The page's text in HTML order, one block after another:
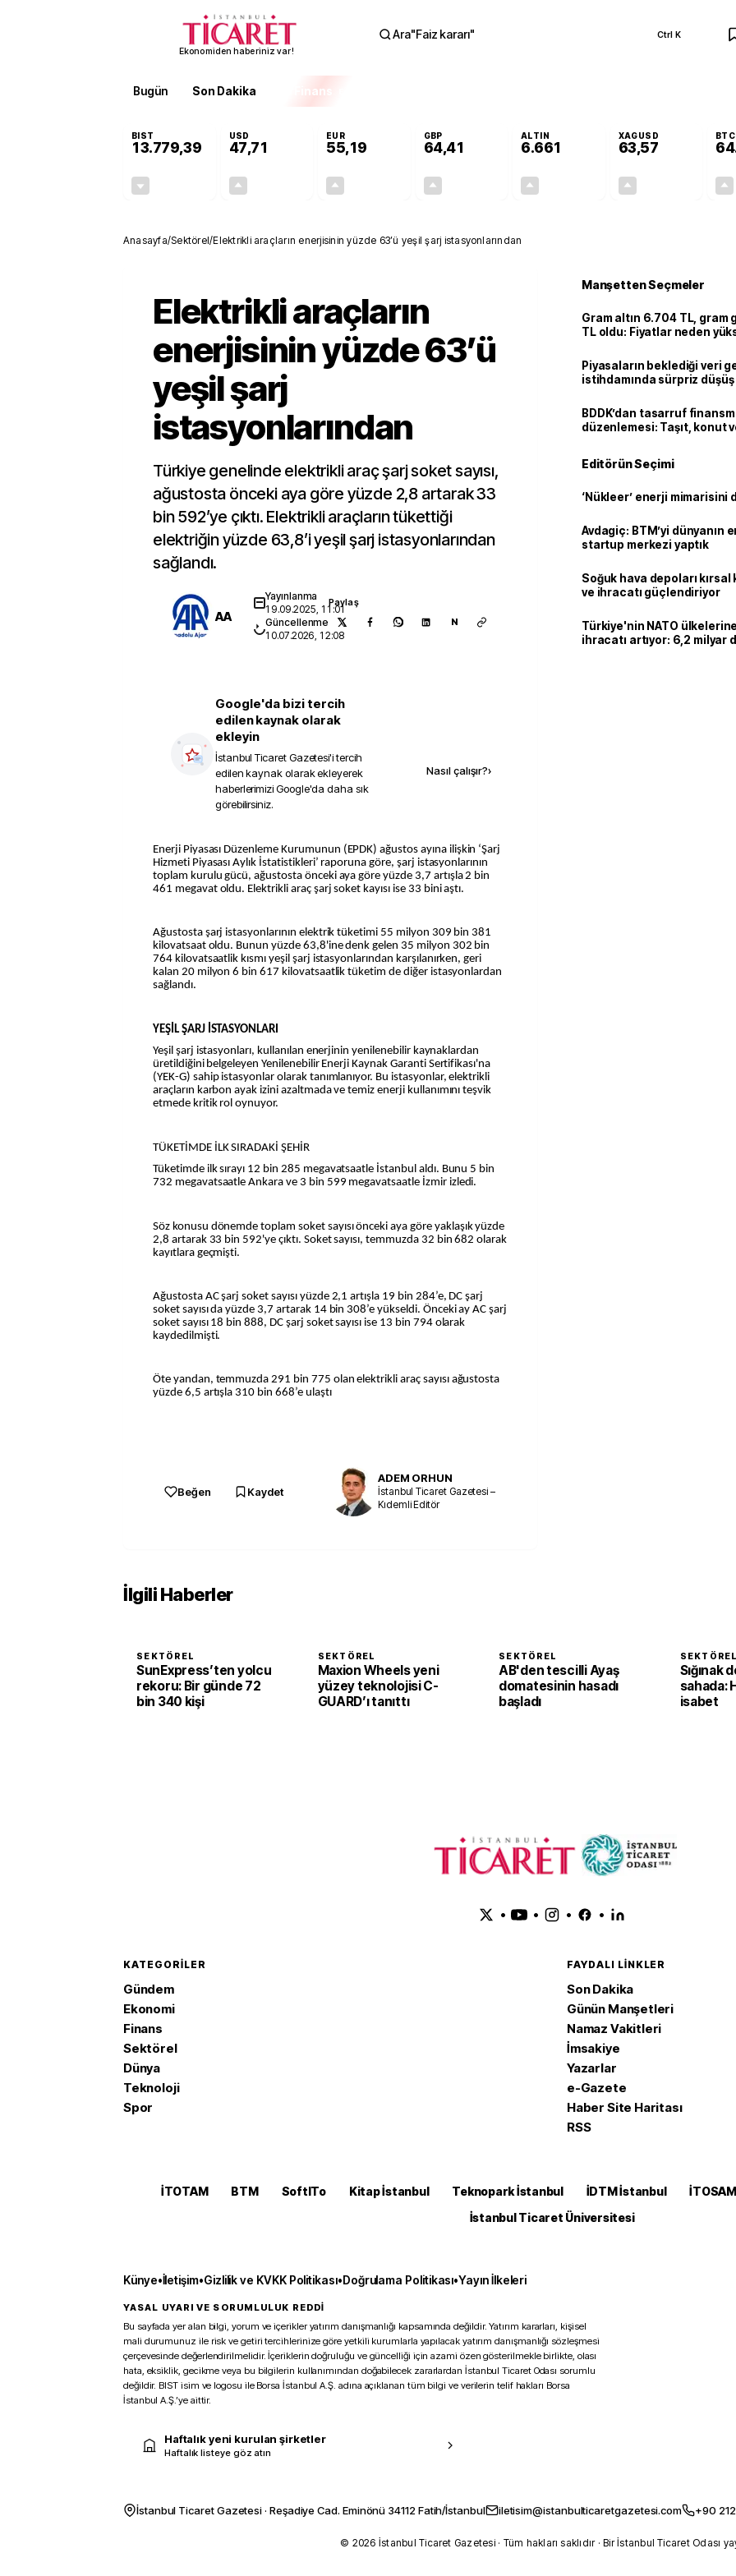
Ekonomiden haberiniz var!
Ara"Faiz kararı" Ctrl K
Bugün Son Dakika Finans
BIST
13.779,39
USD
47,71
EUR
55,19
GBP
64,41
ALTIN
6.661
XAGUSD
63,57
BTC
Anasayfa/Sektörel/Elektrikli araçların enerjisinin yüzde 63’ü yeşil şarj istasyonlarından
Elektrikli araçların
enerjisinin yüzde 63’ü
yeşil şarj
istasyonlarından
Türkiye genelinde elektrikli araç şarj soket sayısı,
ağustosta önceki aya göre yüzde 2,8 artarak 33
bin 592’ye çıktı. Elektrikli araçların tükettiği
elektriğin yüzde 63,8’i yeşil şarj istasyonlarından
sağlandı.
AA
Yayınlanma
19.09.2025, 11:01
Güncellenme
10.07.2026, 12:08
Paylaş
N
Google'da bizi tercih
edilen kaynak olarak
ekleyin
İstanbul Ticaret Gazetesi'i tercih
edilen kaynak olarak ekleyerek
haberlerimizi Google'da daha sık
görebilirsiniz.
Nasıl çalışır?›
Enerji Piyasası Düzenleme Kurumunun (EPDK) ağustos ayına ilişkin ‘Şarj
Hizmeti Piyasası Aylık İstatistikleri’ raporuna göre, şarj istasyonlarının
toplam kurulu gücü, ağustosta önceki aya göre yüzde 3,7 artışla 2 bin
461 megavat oldu. Elektrikli araç şarj soket kayısı ise 33 bini aştı.
Ağustosta şarj istasyonlarının elektrik tüketimi 55 milyon 309 bin 381
kilovatsaat oldu. Bunun yüzde 63,8'ine denk gelen 35 milyon 302 bin
764 kilovatsaatlik kısmı yeşil şarj istasyonlarından karşılanırken, geri
kalan 20 milyon 6 bin 617 kilovatsaatlik tüketim de diğer istasyonlardan
sağlandı.
YEŞİL ŞARJ İSTASYONLARI
Yeşil şarj istasyonları, kullanılan enerjinin yenilenebilir kaynaklardan
üretildiğini belgeleyen Yenilenebilir Enerji Kaynak Garanti Sertifikası'na
(YEK-G) sahip istasyonlar olarak tanımlanıyor. Bu istasyonlar, elektrikli
araçların karbon ayak izini azaltmada ve temiz enerji kullanımını teşvik
etmede kritik rol oynuyor.
TÜKETİMDE İLK SIRADAKİ ŞEHİR
Tüketimde ilk sırayı 12 bin 285 megavatsaatle İstanbul aldı. Bunu 5 bin
732 megavatsaatle Ankara ve 3 bin 599 megavatsaatle İzmir izledi.
Söz konusu dönemde toplam soket sayısı önceki aya göre yaklaşık yüzde
2,8 artarak 33 bin 592'ye çıktı. Soket sayısı, temmuzda 32 bin 682 olarak
kayıtlara geçmişti.
Ağustosta AC şarj soket sayısı yüzde 2,1 artışla 19 bin 284’e, DC şarj
soket sayısı da yüzde 3,7 artarak 14 bin 308’e yükseldi. Önceki ay AC şarj
soket sayısı 18 bin 888, DC şarj soket sayısı ise 13 bin 794 olarak
kaydedilmişti.
Öte yandan, temmuzda 291 bin 775 olan elektrikli araç sayısı ağustosta
yüzde 6,5 artışla 310 bin 668’e ulaştı
Beğen Kaydet
ADEM ORHUN
İstanbul Ticaret Gazetesi –
Kıdemli Editör
Manşetten Seçmeler
Gram altın 6.704 TL, gram
TL oldu: Fiyatlar neden
Piyasaların beklediği veri
istihdamında sürpriz düşüş
BDDK’dan tasarruf
düzenlemesi: Taşıt, konut
Editörün Seçimi
‘Nükleer’ enerji mimarisini
Avdagiç: BTM’yi dünyanın
startup merkezi yaptık
Soğuk hava depoları kırsal
ve ihracatı güçlendiriyor
Türkiye'nin NATO
ihracatı artıyor: 6,2 milyar
İlgili Haberler
SEKTÖREL
SunExpress’ten yolcu
rekoru: Bir günde 72
bin 340 kişi
SEKTÖREL
Maxion Wheels yeni
yüzey teknolojisi C-
GUARD’ı tanıttı
SEKTÖREL
AB'den tescilli Ayaş
domatesinin hasadı
başladı
SEKTÖREL
Sığınak
sahada:
isabet
• • • •
KATEGORILER
Gündem
Ekonomi
Finans
Sektörel
Dünya
Teknoloji
Spor
FAYDALI LINKLER
Son Dakika
Günün Manşetleri
Namaz Vakitleri
İmsakiye
Yazarlar
e-Gazete
Haber Site Haritası
RSS
İTOTAM BTM SoftITo Kitap İstanbul Teknopark İstanbul İDTM İstanbul İTOSAM
İstanbul Ticaret Üniversitesi
Künye•İletişim•Gizlilik ve KVKK Politikası•Doğrulama Politikası•Yayın İlkeleri
YASAL UYARI VE SORUMLULUK REDDİ
Bu sayfada yer alan bilgi, yorum ve içerikler yatırım danışmanlığı kapsamında değildir. Yatırım kararları, kişisel
mali durumunuz ile risk ve getiri tercihlerinize göre yetkili kurumlarla yapılacak yatırım danışmanlığı sözleşmesi
çerçevesinde değerlendirilmelidir. İçeriklerin doğruluğu ve güncelliği için azami özen gösterilmekle birlikte, olası
hata, eksiklik, gecikme veya bu bilgilerin kullanımından doğabilecek zararlardan İstanbul Ticaret Odası sorumlu
değildir. BIST isim ve logosu ile Borsa İstanbul A.Ş. adına açıklanan tüm bilgi ve verilerin telif hakları Borsa
İstanbul A.Ş.’ye aittir.
Haftalık yeni kurulan şirketler
Haftalık listeye göz atın
İstanbul Ticaret Gazetesi · Reşadiye Cad. Eminönü 34112 Fatih/İstanbul iletisim@istanbulticaretgazetesi.com +90
© 2026 İstanbul Ticaret Gazetesi · Tüm hakları saklıdır · Bir İstanbul Ticaret Odası